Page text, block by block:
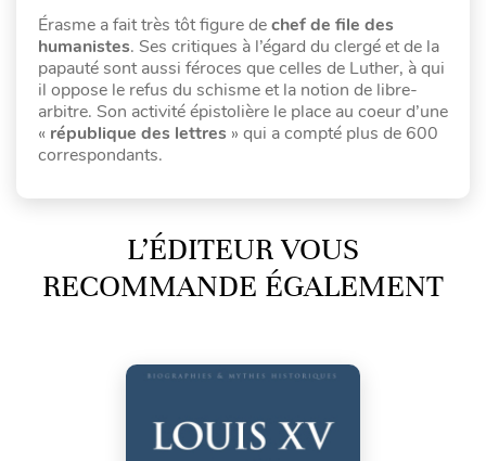
Érasme a fait très tôt figure dechef de file des
humanistes. Ses critiques à l’égard du clergé et de la
papauté sont aussi féroces que celles de Luther, à qui
il oppose le refus du schisme et la notion de libre-
arbitre. Son activité épistolière le place au coeur d’une
« république des lettres » qui a compté plus de 600
correspondants.
L’ÉDITEUR VOUS
RECOMMANDE ÉGALEMENT